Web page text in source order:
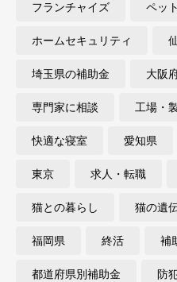
フランチャイズ ペッ
ホームセキュリティ
埼玉県の補助金 大阪
専門家に相談 工場・
快適な寝室 愛知県
東京 求人・転職
猫との暮らし 猫の遺
福岡県 終活 補
都道府県別補助金 防